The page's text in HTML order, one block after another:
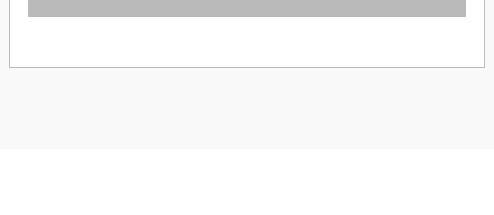
yetersiz gördüğünüz noktaları öneri formunu kullanarak tarafımıza